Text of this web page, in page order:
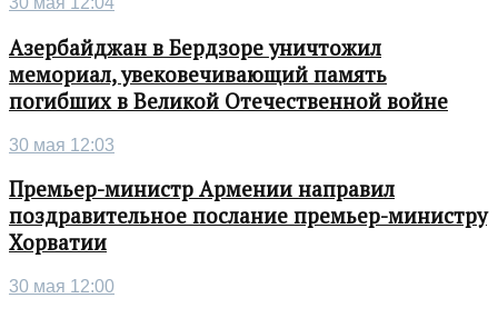
Азербайджан в Бердзоре уничтожил
мемориал, увековечивающий память
погибших в Великой Отечественной войне
30 мая 12:03
Премьер-министр Армении направил
поздравительное послание премьер-министру
Хорватии
30 мая 12:00